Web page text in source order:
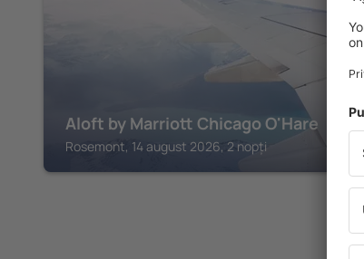
Aloft by Marriott Chicago O'Hare
Rosemont, 14 august 2026, 2 nopți